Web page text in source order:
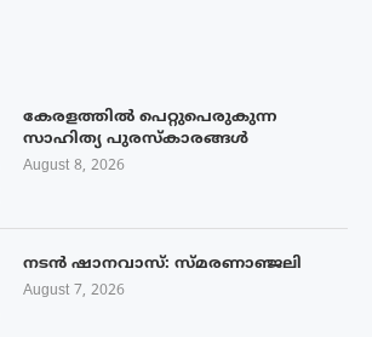
കേരളത്തിൽ പെറ്റുപെരുകുന്ന
സാഹിത്യ പുരസ്‌കാരങ്ങൾ
August 8, 2026
നടൻ ഷാനവാസ്: സ്മരണാഞ്ജലി
August 7, 2026